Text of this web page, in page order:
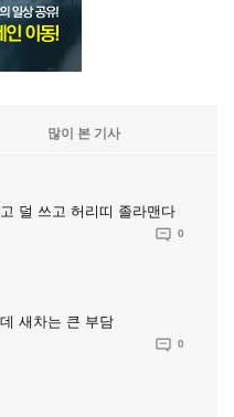
많이 본 기사
덜 쓰고 허리띠 졸라맨다
0
새차는 큰 부담
0